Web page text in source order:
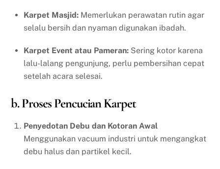
Karpet Masjid: Memerlukan perawatan rutin agar
selalu bersih dan nyaman digunakan ibadah.
Karpet Event atau Pameran: Sering kotor karena
lalu-lalang pengunjung, perlu pembersihan cepat
setelah acara selesai.
b. Proses Pencucian Karpet
Penyedotan Debu dan Kotoran Awal
Menggunakan vacuum industri untuk mengangkat
debu halus dan partikel kecil.